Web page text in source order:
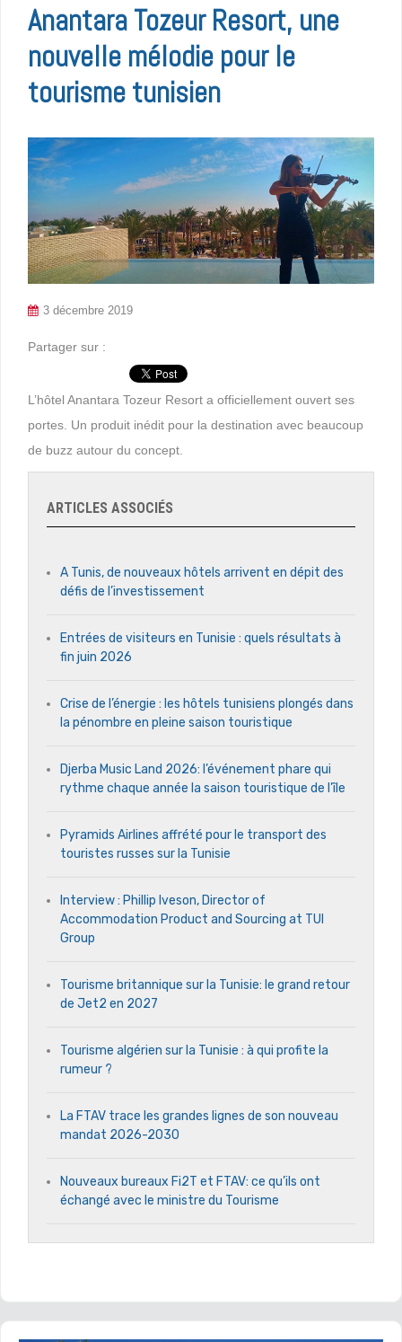
Anantara Tozeur Resort, une
nouvelle mélodie pour le
tourisme tunisien
3 décembre 2019
Partager sur :
L’hôtel Anantara Tozeur Resort a officiellement ouvert ses
portes. Un produit inédit pour la destination avec beaucoup
de buzz autour du concept.
ARTICLES ASSOCIÉS
A Tunis, de nouveaux hôtels arrivent en dépit des
défis de l’investissement
Entrées de visiteurs en Tunisie : quels résultats à
fin juin 2026
Crise de l’énergie : les hôtels tunisiens plongés dans
la pénombre en pleine saison touristique
Djerba Music Land 2026: l’événement phare qui
rythme chaque année la saison touristique de l’île
Pyramids Airlines affrété pour le transport des
touristes russes sur la Tunisie
Interview : Phillip Iveson, Director of
Accommodation Product and Sourcing at TUI
Group
Tourisme britannique sur la Tunisie: le grand retour
de Jet2 en 2027
Tourisme algérien sur la Tunisie : à qui profite la
rumeur ?
La FTAV trace les grandes lignes de son nouveau
mandat 2026-2030
Nouveaux bureaux Fi2T et FTAV: ce qu’ils ont
échangé avec le ministre du Tourisme